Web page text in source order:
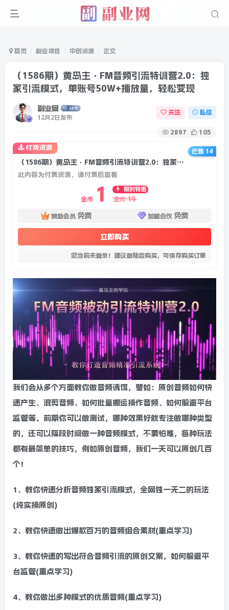
首页 副业项目 中创资源 正文
（1586期）黄岛主·FM音频引流特训营2.0：独
家引流模式，单账号50W+播放量，轻松变现
副业网
12月2日发布
关注 私信
2897 105
（1586期）黄岛主·FM音频引流特训营2.0：独家引流模式，单账号50W+播放量，轻松变现
此内容为付费资源，请付费后查看
金币 1
限时特惠
金币 19
赞助会员 免费 加盟合伙 免费
立即购买
您当前未登录！建议登陆后购买，可保存购买订单
付费资源
已售 14
我们会从多个方面教你做音频诱饵，譬如：原创音频如何快
速产生、混剪音频、如何批量搬运操作音频、如何躲避平台
监管等。前期你可以做测试，哪种效果好就专注做哪种类型
的，还可以隔段时间做一种音频模式，不要怕难，每种玩法
都有最简单的技巧，例如原创音频，我们一天可以原创几百
个!
1、教你快速分析音频独家引流模式，全网独一无二的玩法
(纯实操原创)
2、教你快速做出爆款百万的音频组合素材(重点学习)
3、教你快速的写出符合音频引流的原创文案，如何躲避平
台监管(重点学习)
4、教你做出多种模式的优质音频(重点学习)